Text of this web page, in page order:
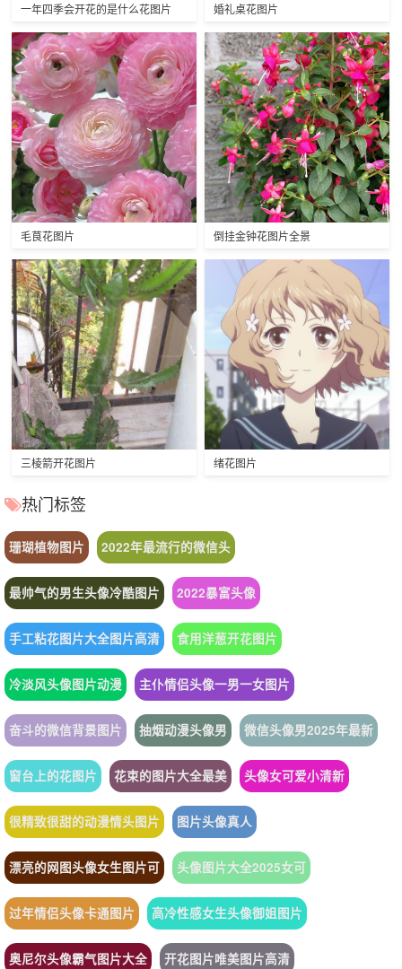
一年四季会开花的是什么花图片 婚礼桌花图片
毛茛花图片 倒挂金钟花图片全景
三棱箭开花图片 绪花图片
热门标签
珊瑚植物图片 2022年最流行的微信头
最帅气的男生头像冷酷图片 2022暴富头像
手工粘花图片大全图片高清 食用洋葱开花图片
冷淡风头像图片动漫 主仆情侣头像一男一女图片
奋斗的微信背景图片 抽烟动漫头像男 微信头像男2025年最新
窗台上的花图片 花束的图片大全最美 头像女可爱小清新
很精致很甜的动漫情头图片 图片头像真人
漂亮的网图头像女生图片可 头像图片大全2025女可
过年情侣头像卡通图片 高冷性感女生头像御姐图片
奥尼尔头像霸气图片大全 开花图片唯美图片高清